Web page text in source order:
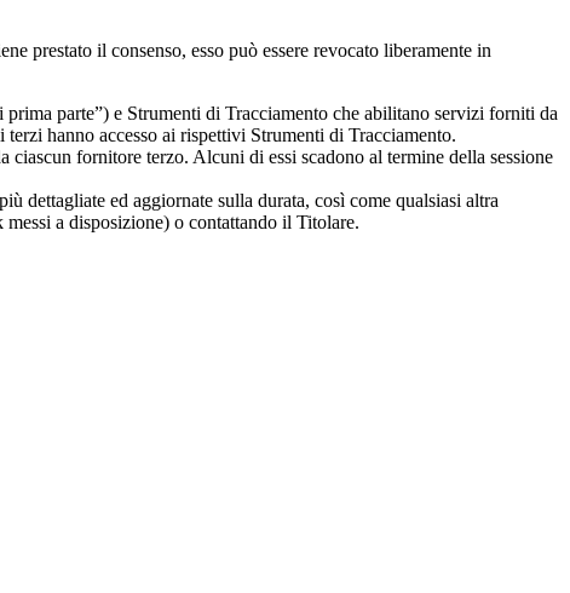
prestato il consenso, esso può essere revocato liberamente in
parte”) e Strumenti di Tracciamento che abilitano servizi forniti da
hanno accesso ai rispettivi Strumenti di Tracciamento.
fornitore terzo. Alcuni di essi scadono al termine della sessione
dettagliate ed aggiornate sulla durata, così come qualsiasi altra
a disposizione) o contattando il Titolare.